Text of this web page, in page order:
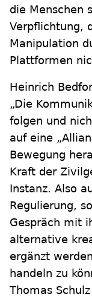
die Menschen
Verpflichtung,
Manipulation
Plattformen
Heinrich
„Die
folgen und
auf eine
Bewegung
Kraft der
Instanz. Also
Regulierung,
Gespräch mit
alternative
ergänzt
handeln zu
Thomas